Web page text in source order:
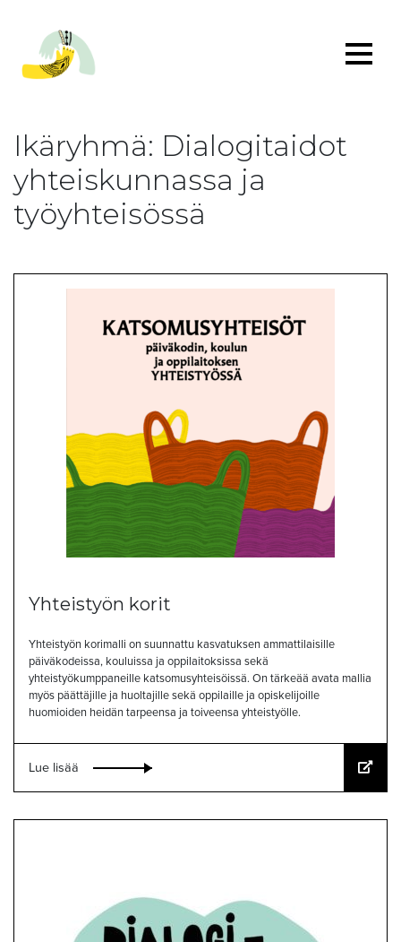
Ikäryhmä: Dialogitaidot
yhteiskunnassa ja
työyhteisössä
Yhteistyön korit
Yhteistyön korimalli on suunnattu kasvatuksen ammattilaisille
päiväkodeissa, kouluissa ja oppilaitoksissa sekä
yhteistyökumppaneille katsomusyhteisöissä. On tärkeää avata mallia
myös päättäjille ja huoltajille sekä oppilaille ja opiskelijoille
huomioiden heidän tarpeensa ja toiveensa yhteistyölle.
Lue lisää